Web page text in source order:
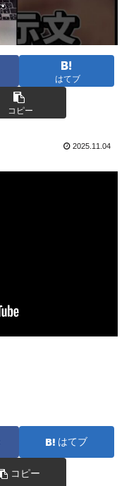
はてブ
コピー
2025.11.04
はてブ
コピー